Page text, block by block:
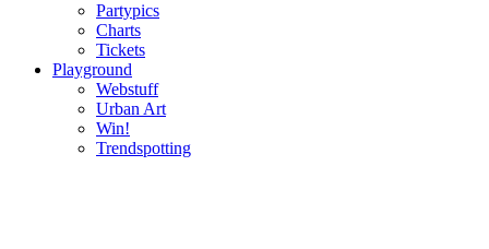
Partypics
Charts
Tickets
Playground
Webstuff
Urban Art
Win!
Trendspotting